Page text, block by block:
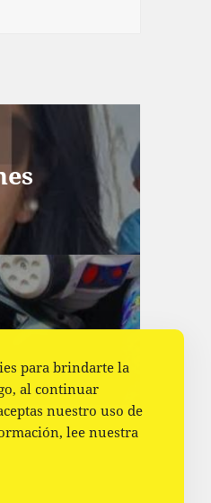
para brindarte la
al continuar
nuestro uso de
lee nuestra